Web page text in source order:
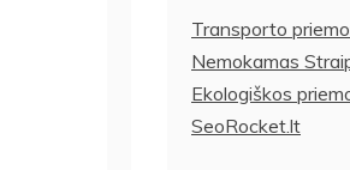
Transporto
Nemokamas
Ekologiškos
SeoRocket.lt